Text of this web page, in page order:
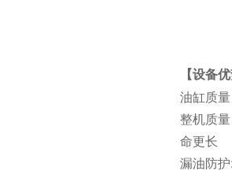
【设备
油缸质
整机质
命更长
漏油防